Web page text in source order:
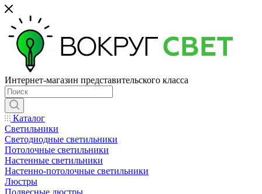
Интернет-магазин представительского класса
Каталог
Светильники
Светодиодные светильники
Потолочные светильники
Настенные светильники
Настенно-потолочные светильники
Люстры
Подвесные люстры